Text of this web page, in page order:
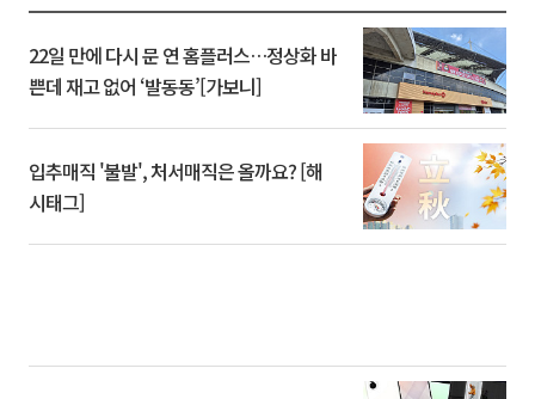
22일 만에 다시 문 연 홈플러스…정상화 바
쁜데 재고 없어 ‘발동동’[가보니]
입추매직 '불발', 처서매직은 올까요? [해
시태그]